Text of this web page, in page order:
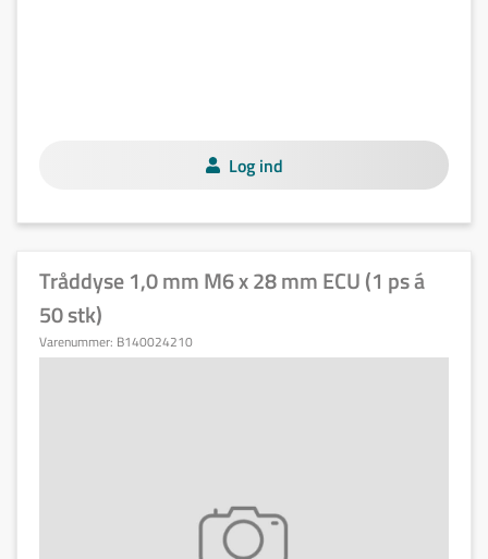
Log ind
Tråddyse 1,0 mm M6 x 28 mm ECU (1 ps á
50 stk)
Varenummer: B140024210